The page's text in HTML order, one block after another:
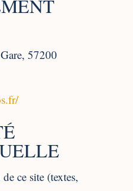
57200
ce site (textes,